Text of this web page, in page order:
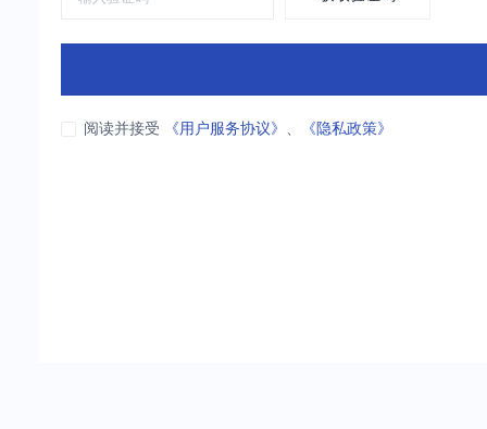
阅读并接受 《用户服务协议》 、 《隐私政策》